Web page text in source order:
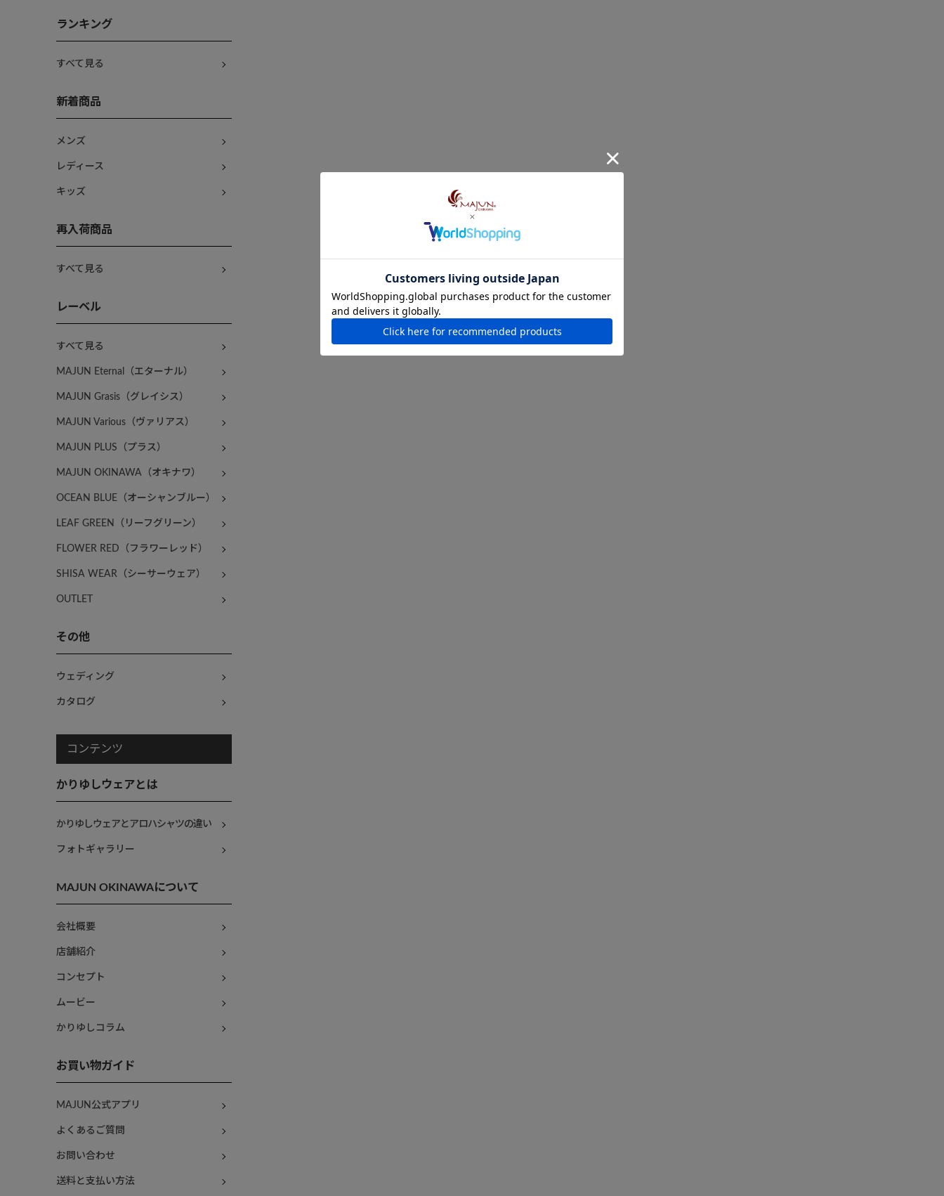
ランキング
すべて見る
新着商品
メンズ
レディース
キッズ
再入荷商品
すべて見る
レーベル
すべて見る
MAJUN Eternal（エターナル）
MAJUN Grasis（グレイシス）
MAJUN Various（ヴァリアス）
MAJUN PLUS（プラス）
MAJUN OKINAWA（オキナワ）
OCEAN BLUE（オーシャンブルー）
LEAF GREEN（リーフグリーン）
FLOWER RED（フラワーレッド）
SHISA WEAR（シーサーウェア）
OUTLET
その他
ウェディング
カタログ
コンテンツ
かりゆしウェアとは
かりゆしウェアとアロハシャツの違い
フォトギャラリー
MAJUN OKINAWAについて
会社概要
店舗紹介
コンセプト
ムービー
かりゆしコラム
お買い物ガイド
MAJUN公式アプリ
よくあるご質問
お問い合わせ
送料と支払い方法